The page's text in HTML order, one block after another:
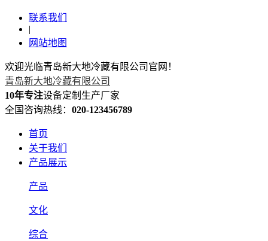
联系我们
|
网站地图
欢迎光临青岛新大地冷藏有限公司官网！
青岛新大地冷藏有限公司
10年专注设备定制生产厂家
全国咨询热线： 020-123456789
首页
关于我们
产品展示
产品
文化
综合